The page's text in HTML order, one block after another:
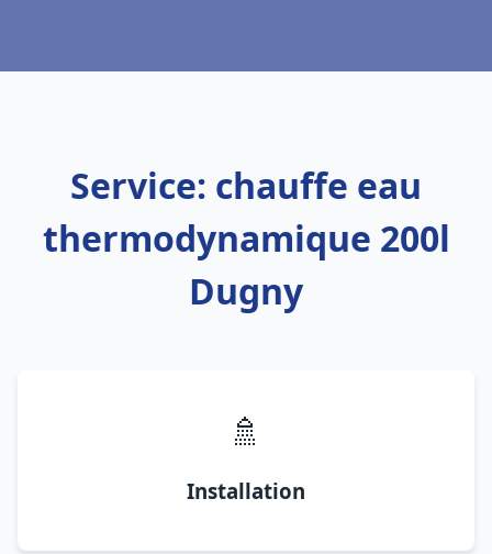
Service: chauffe eau
thermodynamique 200l
Dugny
🚿
Installation